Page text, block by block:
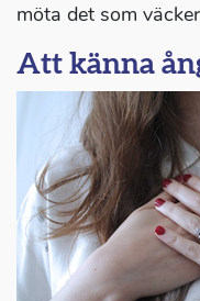
möta det som
Att känna